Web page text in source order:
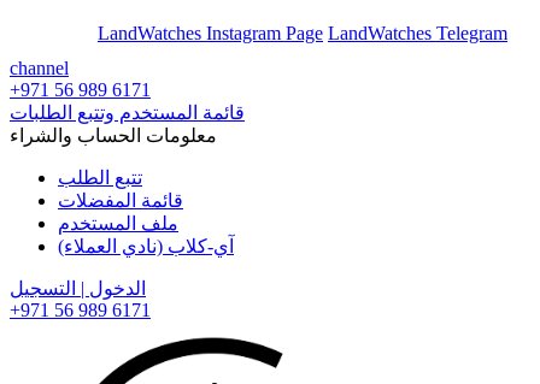
LandWatches Instagram Page LandWatches Telegram
channel
+971 56 989 6171
قائمة المستخدم وتتبع الطلبات
معلومات الحساب والشراء
تتبع الطلب
قائمة المفضلات
ملف المستخدم
آي-كلاب (نادي العملاء)
الدخول | التسجيل
+971 56 989 6171